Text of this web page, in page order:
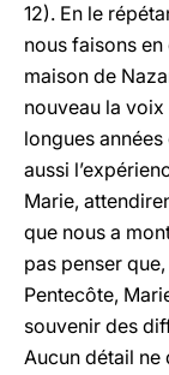
12). En le
nous faisons en
maison de
nouveau la
longues
aussi
Marie,
que nous a
pas penser
Pentecôte,
souvenir des
Aucun détail ne